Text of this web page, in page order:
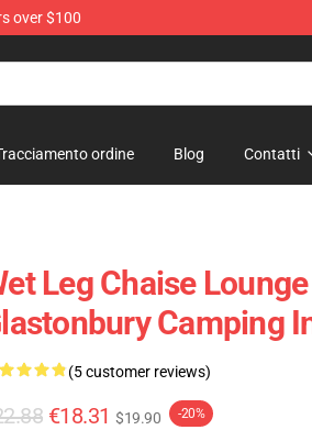
over $100
ordine Blog Contatti
Leg Chaise
Camping
(5 customer reviews)
€18.31 $19.90 -20%